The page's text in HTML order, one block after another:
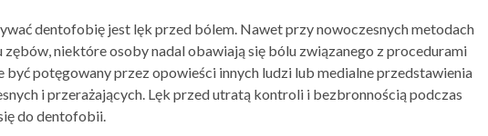
dentofobię jest lęk przed bólem. Nawet przy nowoczesnych metodach
zębów, niektóre osoby nadal obawiają się bólu związanego z procedurami
potęgowany przez opowieści innych ludzi lub medialne przedstawienia
i przerażających. Lęk przed utratą kontroli i bezbronnością podczas
do dentofobii.